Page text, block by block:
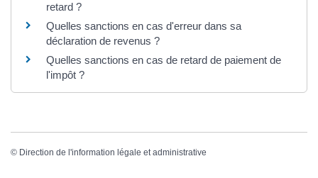
retard ?
Quelles sanctions en cas d'erreur dans sa
déclaration de revenus ?
Quelles sanctions en cas de retard de paiement de
l'impôt ?
© Direction de l'information légale et administrative